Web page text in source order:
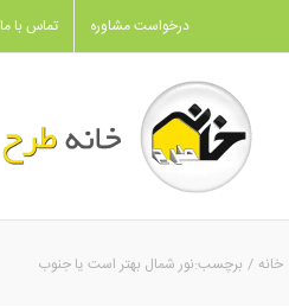
to
content
تماس با ما درخواست مشاوره
خانه برچسب:نور شمال بهتر است یا جنوب